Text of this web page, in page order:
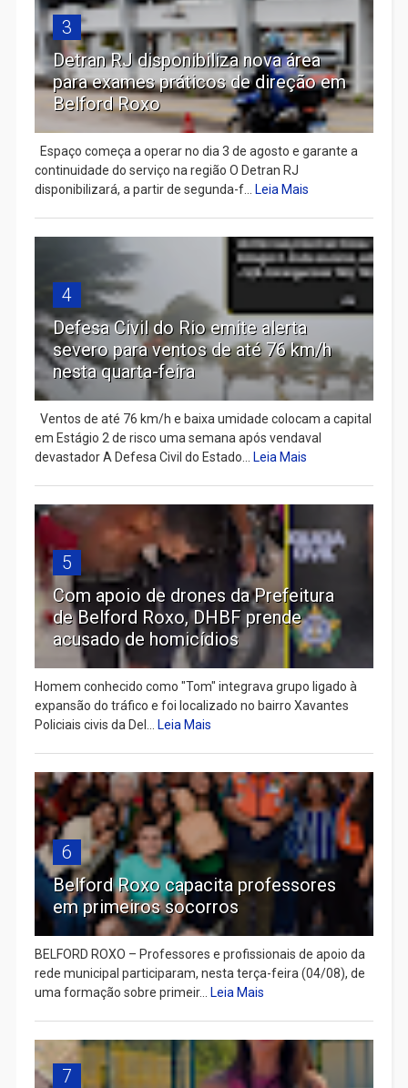
3
Detran RJ disponibiliza nova área
para exames práticos de direção em
Belford Roxo
Espaço começa a operar no dia 3 de agosto e garante a
continuidade do serviço na região O Detran RJ
disponibilizará, a partir de segunda-f... Leia Mais
4
Defesa Civil do Rio emite alerta
severo para ventos de até 76 km/h
nesta quarta-feira
Ventos de até 76 km/h e baixa umidade colocam a capital
em Estágio 2 de risco uma semana após vendaval
devastador A Defesa Civil do Estado... Leia Mais
5
Com apoio de drones da Prefeitura
de Belford Roxo, DHBF prende
acusado de homicídios
Homem conhecido como "Tom" integrava grupo ligado à
expansão do tráfico e foi localizado no bairro Xavantes
Policiais civis da Del... Leia Mais
6
Belford Roxo capacita professores
em primeiros socorros
BELFORD ROXO – Professores e profissionais de apoio da
rede municipal participaram, nesta terça-feira (04/08), de
uma formação sobre primeir... Leia Mais
7